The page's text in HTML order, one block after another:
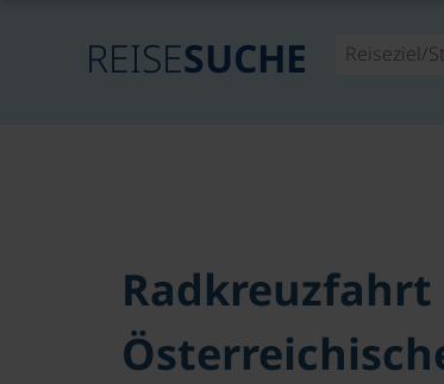
REISESUCHE
Radkreuzfahrt